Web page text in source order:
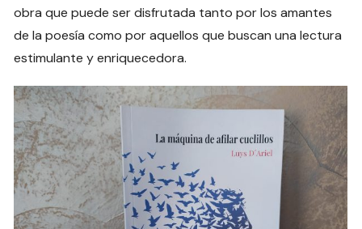
obra que puede ser disfrutada tanto por los amantes
de la poesía como por aquellos que buscan una lectura
estimulante y enriquecedora.